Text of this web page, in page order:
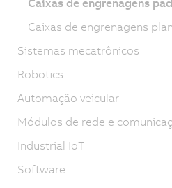
Caixas de engrenagens
Sistemas mecatrônicos
Robotics
Automação veicular
Módulos de rede e
Industrial IoT
Software